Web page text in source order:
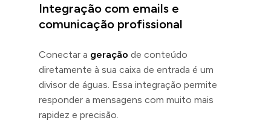
Integração com emails e
comunicação profissional
Conectar a geração de conteúdo
diretamente à sua caixa de entrada é um
divisor de águas. Essa integração permite
responder a mensagens com muito mais
rapidez e precisão.